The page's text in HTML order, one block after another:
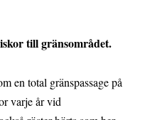
till gränsområdet.
en total gränspassage på
varje år vid